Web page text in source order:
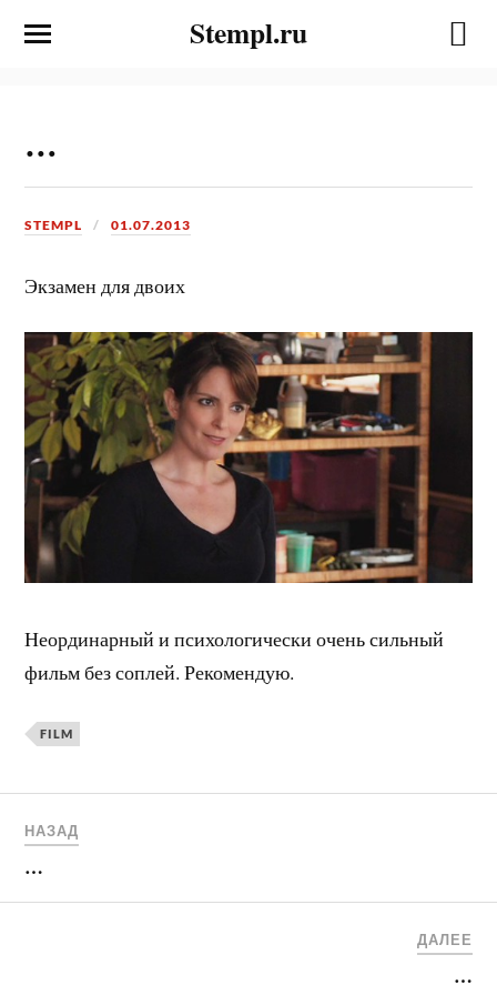
Stempl.ru
…
STEMPL 01.07.2013
Экзамен для двоих
Неординарный и психологически очень сильный
фильм без соплей. Рекомендую.
FILM
НАЗАД
…
ДАЛЕЕ
…